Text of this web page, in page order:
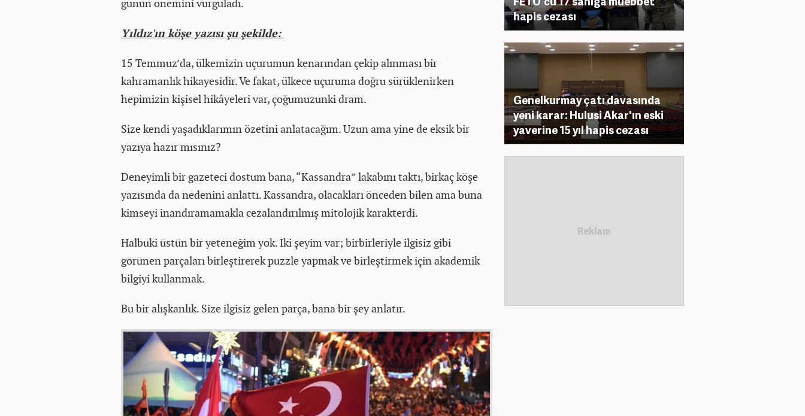
günün önemini vurguladı.
Yıldız'ın köşe yazısı şu şekilde:
15 Temmuz’da, ülkemizin uçurumun kenarından çekip alınması bir
kahramanlık hikayesidir. Ve fakat, ülkece uçuruma doğru sürüklenirken
hepimizin kişisel hikâyeleri var, çoğumuzunki dram.
Size kendi yaşadıklarımın özetini anlatacağım. Uzun ama yine de eksik bir
yazıya hazır mısınız?
Deneyimli bir gazeteci dostum bana, “Kassandra” lakabını taktı, birkaç köşe
yazısında da nedenini anlattı. Kassandra, olacakları önceden bilen ama buna
kimseyi inandıramamakla cezalandırılmış mitolojik karakterdi.
Halbuki üstün bir yeteneğim yok. İki şeyim var; birbirleriyle ilgisiz gibi
görünen parçaları birleştirerek puzzle yapmak ve birleştirmek için akademik
bilgiyi kullanmak.
Bu bir alışkanlık. Size ilgisiz gelen parça, bana bir şey anlatır.
hapis cezası
Genelkurmay çatı davasında
yeni karar: Hulusi Akar'ın eski
yaverine 15 yıl hapis cezası